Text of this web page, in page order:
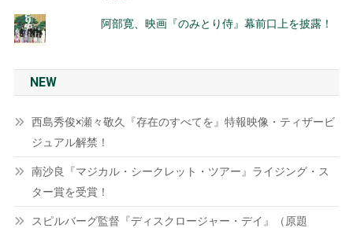
阿部寛、映画『のみとり侍』幕前口上を披露！
NEW
西島秀俊×瀬々敬久『存在のすべてを』特報映像・ティザービ
ジュアル解禁！
南沙良『マジカル・シークレット・ツアー』ライジング・ス
ター賞を受賞！
スピルバーグ監督『ディスクロージャー・デイ』（原題